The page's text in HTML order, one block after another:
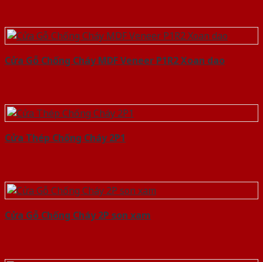
Cửa Gỗ Chống Cháy MDF Veneer P1R2 Xoan dao
Cửa Thép Chống Cháy 2P1
Cửa Gỗ Chống Cháy 2P son xam